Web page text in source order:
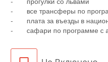
- все трансферы по
- плата за въезды в
- сафари по программе с